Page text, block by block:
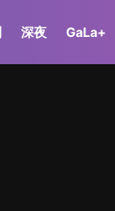
深夜 GaLa+